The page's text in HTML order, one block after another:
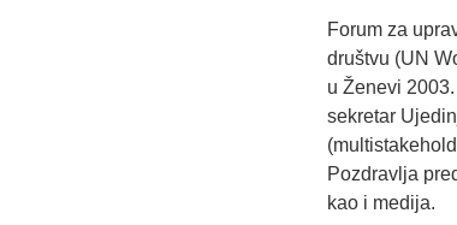
Forum za
društvu (UN
u Ženevi
sekretar
Pozdravlja
kao i medija.